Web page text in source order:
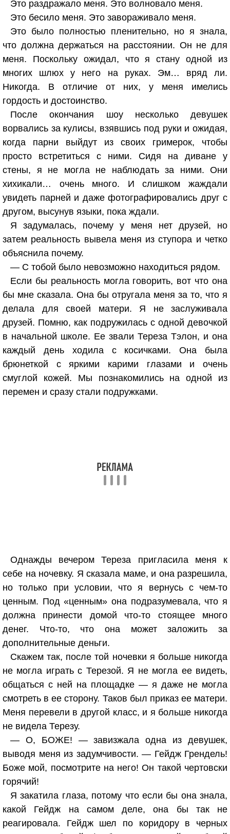
Это раздражало меня. Это волновало меня.
Это бесило меня. Это завораживало меня.
Это было полностью пленительно, но я знала,
что должна держаться на расстоянии. Он не для
меня. Поскольку ожидал, что я стану одной из
многих шлюх у него на руках. Эм… вряд ли.
Никогда. В отличие от них, у меня имелись
гордость и достоинство.
После окончания шоу несколько девушек
ворвались за кулисы, взявшись под руки и ожидая,
когда парни выйдут из своих гримерок, чтобы
просто встретиться с ними. Сидя на диване у
стены, я не могла не наблюдать за ними. Они
хихикали… очень много. И слишком жаждали
увидеть парней и даже фотографировались друг с
другом, высунув языки, пока ждали.
Я задумалась, почему у меня нет друзей, но
затем реальность вывела меня из ступора и четко
объяснила почему.
— С тобой было невозможно находиться рядом.
Если бы реальность могла говорить, вот что она
бы мне сказала. Она бы отругала меня за то, что я
делала для своей матери. Я не заслуживала
друзей. Помню, как подружилась с одной девочкой
в начальной школе. Ее звали Тереза Тэлон, и она
каждый день ходила с косичками. Она была
брюнеткой с яркими карими глазами и очень
смуглой кожей. Мы познакомились на одной из
перемен и сразу стали подружками.
Однажды вечером Тереза пригласила меня к
себе на ночевку. Я сказала маме, и она разрешила,
но только при условии, что я вернусь с чем-то
ценным. Под «ценным» она подразумевала, что я
должна принести домой что-то стоящее много
денег. Что-то, что она может заложить за
дополнительные деньги.
Скажем так, после той ночевки я больше никогда
не могла играть с Терезой. Я не могла ее видеть,
общаться с ней на площадке — я даже не могла
смотреть в ее сторону. Таков был приказ ее матери.
Меня перевели в другой класс, и я больше никогда
не видела Терезу.
— О, БОЖЕ! — завизжала одна из девушек,
выводя меня из задумчивости. — Гейдж Грендель!
Боже мой, посмотрите на него! Он такой чертовски
горячий!
Я закатила глаза, потому что если бы она знала,
какой Гейдж на самом деле, она бы так не
реагировала. Гейдж шел по коридору в черных